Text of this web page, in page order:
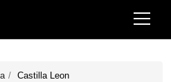
Castilla Leon